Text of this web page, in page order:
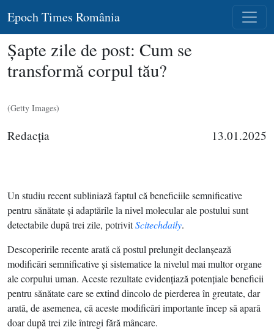
Epoch Times România
Şapte zile de post: Cum se
transformă corpul tău?
(Getty Images)
Redacţia 13.01.2025
Un studiu recent subliniază faptul că beneficiile semnificative
pentru sănătate şi adaptările la nivel molecular ale postului sunt
detectabile după trei zile, potrivitScitechdaily.
Descoperirile recente arată că postul prelungit declanşează
modificări semnificative şi sistematice la nivelul mai multor organe
ale corpului uman. Aceste rezultate evidenţiază potenţiale beneficii
pentru sănătate care se extind dincolo de pierderea în greutate, dar
arată, de asemenea, că aceste modificări importante încep să apară
doar după trei zile întregi fără mâncare.